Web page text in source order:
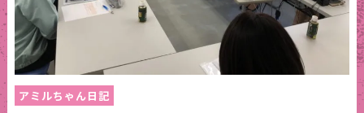
アミルちゃん日記